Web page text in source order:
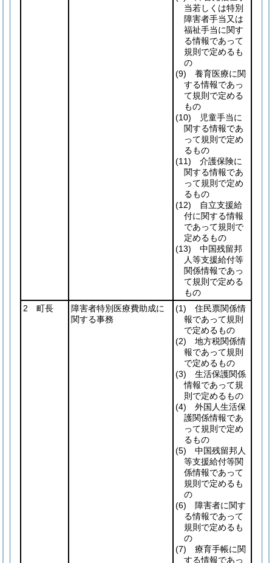
当若しくは特別
障害者手当又は
福祉手当に関す
る情報であって
規則で定めるも
の
(9) 養育医療に関
する情報であっ
て規則で定める
もの
(10) 児童手当に
関する情報であ
って規則で定め
るもの
(11) 介護保険に
関する情報であ
って規則で定め
るもの
(12) 自立支援給
付に関する情報
であって規則で
定めるもの
(13) 中国残留邦
人等支援給付等
関係情報であっ
て規則で定める
もの
2 町長
障害者特別医療費助成に
関する事務
(1) 住民票関係情
報であって規則
で定めるもの
(2) 地方税関係情
報であって規則
で定めるもの
(3) 生活保護関係
情報であって規
則で定めるもの
(4) 外国人生活保
護関係情報であ
って規則で定め
るもの
(5) 中国残留邦人
等支援給付等関
係情報であって
規則で定めるも
の
(6) 障害者に関す
る情報であって
規則で定めるも
の
(7) 療育手帳に関
する情報であっ